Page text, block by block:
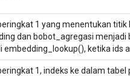
1 yang menentukan
dan bobot_agregasi menjadi
embedding_lookup(), ketika ids
1, indeks ke dalam